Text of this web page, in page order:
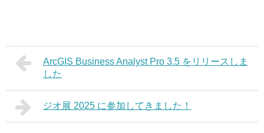
ArcGIS Business Analyst Pro 3.5 をリリースしま
した
ジオ展 2025 に参加してきました！